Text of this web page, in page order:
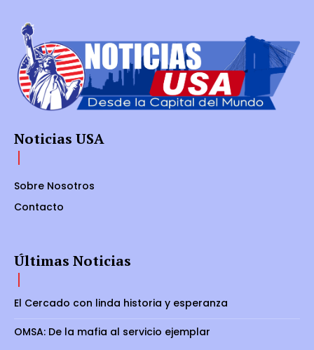
Noticias USA
Sobre Nosotros
Contacto
Últimas Noticias
El Cercado con linda historia y esperanza
OMSA: De la mafia al servicio ejemplar